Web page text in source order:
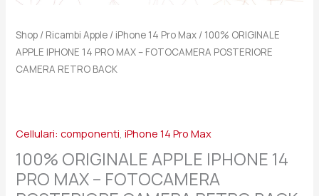
Shop / Ricambi Apple / iPhone 14 Pro Max / 100% ORIGINALE
APPLE IPHONE 14 PRO MAX – FOTOCAMERA POSTERIORE
CAMERA RETRO BACK
Cellulari: componenti,iPhone 14 Pro Max
100% ORIGINALE APPLE IPHONE 14
PRO MAX – FOTOCAMERA